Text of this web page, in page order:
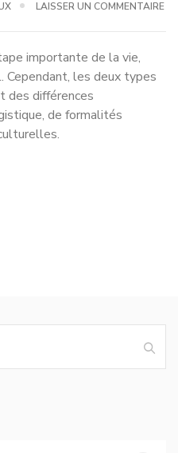
LAISSER UN COMMENTAIRE
importante de la vie,
les deux types
des différences
de formalités